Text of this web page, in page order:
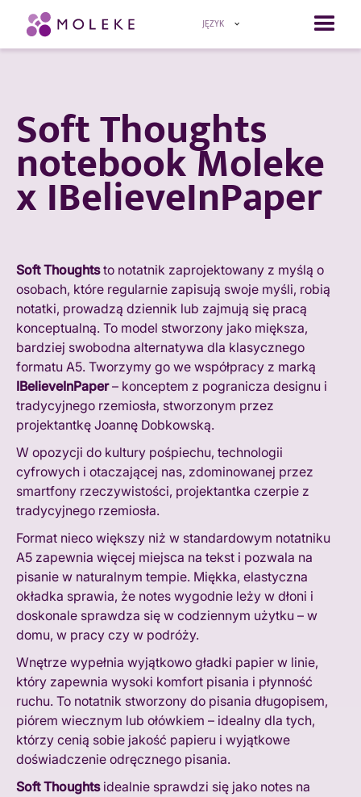
JĘZYK
Soft Thoughts
notebook Moleke
x IBelieveInPaper
Soft Thoughtsto notatnik zaprojektowany z myślą o
osobach, które regularnie zapisują swoje myśli, robią
notatki, prowadzą dziennik lub zajmują się pracą
konceptualną. To model stworzony jako miększa,
bardziej swobodna alternatywa dla klasycznego
formatu A5. Tworzymy go we współpracy z marką
IBelieveInPaper– konceptem z pogranicza designu i
tradycyjnego rzemiosła, stworzonym przez
projektantkę Joannę Dobkowską.
W opozycji do kultury pośpiechu, technologii
cyfrowych i otaczającej nas, zdominowanej przez
smartfony rzeczywistości, projektantka czerpie z
tradycyjnego rzemiosła.
Format nieco większy niż w standardowym notatniku
A5 zapewnia więcej miejsca na tekst i pozwala na
pisanie w naturalnym tempie. Miękka, elastyczna
okładka sprawia, że notes wygodnie leży w dłoni i
doskonale sprawdza się w codziennym użytku – w
domu, w pracy czy w podróży.
Wnętrze wypełnia wyjątkowo gładki papier w linie,
który zapewnia wysoki komfort pisania i płynność
ruchu. To notatnik stworzony do pisania długopisem,
piórem wiecznym lub ołówkiem – idealny dla tych,
którzy cenią sobie jakość papieru i wyjątkowe
doświadczenie odręcznego pisania.
Soft Thoughtsidealnie sprawdzi się jako notes na